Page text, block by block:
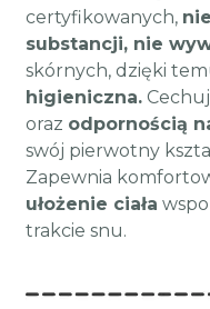
certyfikowanych,
substancji, nie
skórnych, dzięki
higieniczna.
oraz odpornością
swój pierwotny
Zapewnia
ułożenie ciała
trakcie snu.